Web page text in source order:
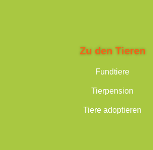
Zu den Tieren
Fundtiere
Tierpension
Tiere adoptieren